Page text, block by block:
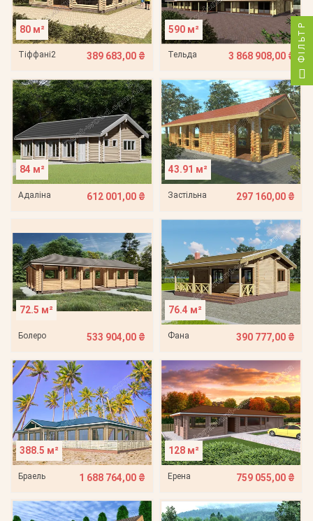
80 м²
Тіффані2 389 683,00 ₴
590 м²
Тельда 3 868 908,00 ₴
84 м²
Адаліна 612 001,00 ₴
43.91 м²
Застільна 297 160,00 ₴
72.5 м²
Болеро 533 904,00 ₴
76.4 м²
Фана 390 777,00 ₴
388.5 м²
Браель 1 688 764,00 ₴
128 м²
Ерена 759 055,00 ₴
ФІЛЬТР